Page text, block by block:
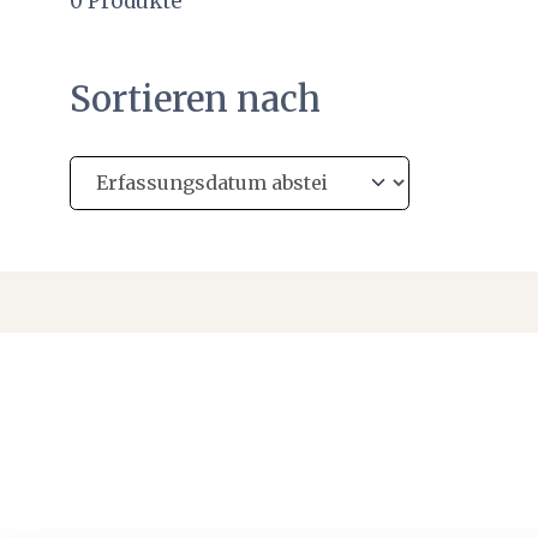
Sortieren nach